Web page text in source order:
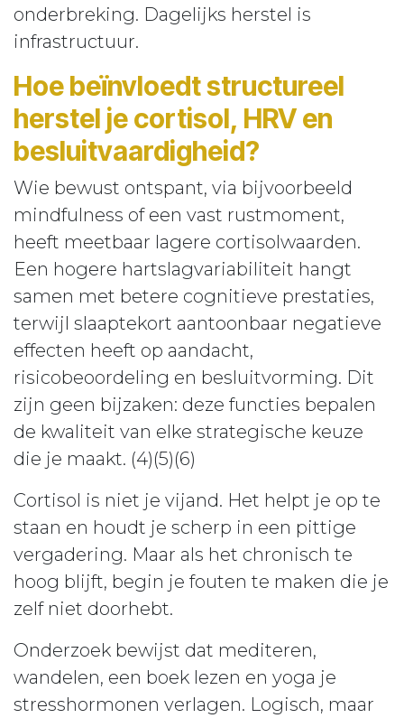
onderbreking. Dagelijks herstel is
infrastructuur.
Hoe beïnvloedt structureel
herstel je cortisol, HRV en
besluitvaardigheid?
Wie bewust ontspant, via bijvoorbeeld
mindfulness of een vast rustmoment,
heeft meetbaar lagere cortisolwaarden.
Een hogere hartslagvariabiliteit hangt
samen met betere cognitieve prestaties,
terwijl slaaptekort aantoonbaar negatieve
effecten heeft op aandacht,
risicobeoordeling en besluitvorming. Dit
zijn geen bijzaken: deze functies bepalen
de kwaliteit van elke strategische keuze
die je maakt. (4)(5)(6)
Cortisol is niet je vijand. Het helpt je op te
staan en houdt je scherp in een pittige
vergadering. Maar als het chronisch te
hoog blijft, begin je fouten te maken die je
zelf niet doorhebt.
Onderzoek bewijst dat mediteren,
wandelen, een boek lezen en yoga je
stresshormonen verlagen. Logisch, maar